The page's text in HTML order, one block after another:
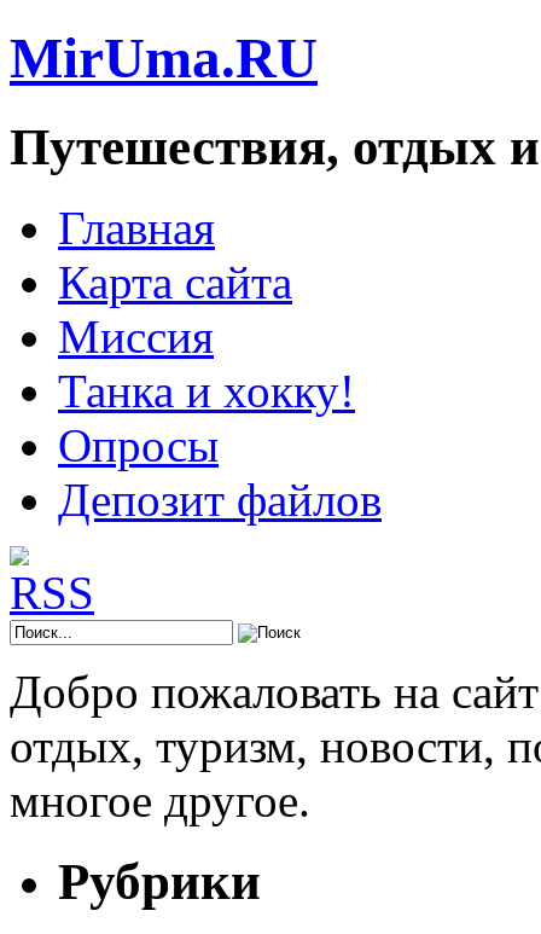
MirUma.RU
Путешествия, отдых
Главная
Карта сайта
Миссия
Танка и хокку!
Опросы
Депозит файлов
Добро пожаловать на
отдых, туризм, новости,
многое другое.
Рубрики